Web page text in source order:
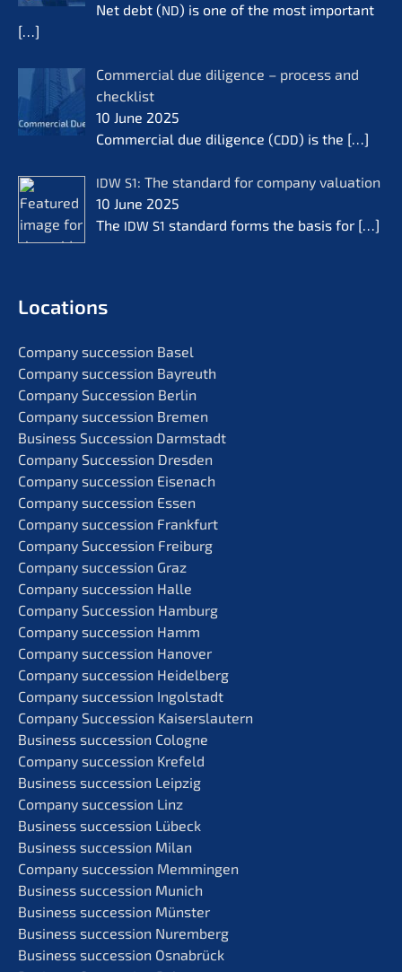
Net debt (ND) is one of the most important
[…]
Commer­cial due diligence – process and
check­list
10 June 2025
Commer­cial due diligence (CDD) is the […]
IDW S1: The standard for compa­ny valua­ti­on
10 June 2025
The IDW S1 standard forms the basis for […]
Locati­ons
Compa­ny succes­si­on Basel
Compa­ny succes­si­on Bayreuth
Compa­ny Succes­si­on Berlin
Compa­ny succes­si­on Bremen
Business Succes­si­on Darmstadt
Compa­ny Succes­si­on Dresden
Compa­ny succes­si­on Eisenach
Compa­ny succes­si­on Essen
Compa­ny succes­si­on Frankfurt
Compa­ny Succes­si­on Freiburg
Compa­ny succes­si­on Graz
Compa­ny succes­si­on Halle
Compa­ny Succes­si­on Hamburg
Compa­ny succes­si­on Hamm
Compa­ny succes­si­on Hanover
Compa­ny succes­si­on Heidelberg
Compa­ny succes­si­on Ingolstadt
Compa­ny Succes­si­on Kaiserslautern
Business succes­si­on Cologne
Compa­ny succes­si­on Krefeld
Business succes­si­on Leipzig
Compa­ny succes­si­on Linz
Business succes­si­on Lübeck
Business succes­si­on Milan
Compa­ny succes­si­on Memmingen
Business succes­si­on Munich
Business succes­si­on Münster
Business succes­si­on Nuremberg
Business succes­si­on Osnabrück